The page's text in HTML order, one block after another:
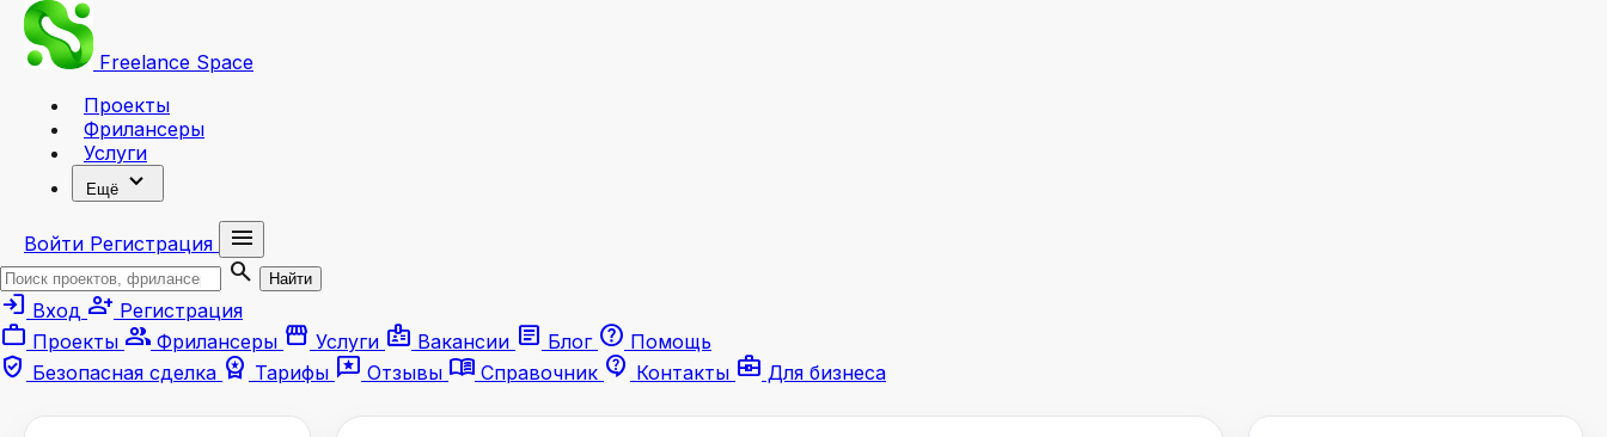
Freelance Space
Проекты
Фрилансеры
Услуги
Ещё expand_more
Войти Регистрация
menu
search
Найти
login Вход person_add Регистрация
work Проекты group Фрилансеры storefront Услуги badge Вакансии article Блог help Помощь
verified_user Безопасная сделка workspace_premium Тарифы reviews Отзывы menu_book Справочник contact_support Контакты business_center Для бизнеса